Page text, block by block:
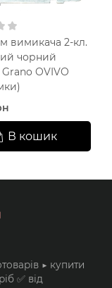
вимикача 2-кл.
чорний
Grano OVIVO
В кошик
▶️ купити
✅ від